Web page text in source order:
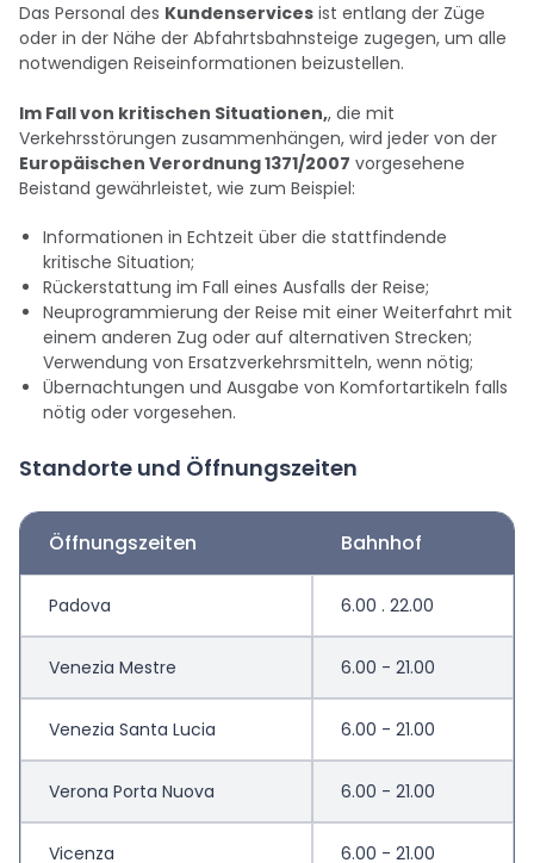
Das Personal des Kundenservices ist entlang der Züge
oder in der Nähe der Abfahrtsbahnsteige zugegen, um alle
notwendigen Reiseinformationen beizustellen.
Im Fall von kritischen Situationen,, die mit
Verkehrsstörungen zusammenhängen, wird jeder von der
Europäischen Verordnung 1371/2007 vorgesehene
Beistand gewährleistet, wie zum Beispiel:
Informationen in Echtzeit über die stattfindende
kritische Situation;
Rückerstattung im Fall eines Ausfalls der Reise;
Neuprogrammierung der Reise mit einer Weiterfahrt mit
einem anderen Zug oder auf alternativen Strecken;
Verwendung von Ersatzverkehrsmitteln, wenn nötig;
Übernachtungen und Ausgabe von Komfortartikeln falls
nötig oder vorgesehen.
Standorte und Öffnungszeiten
Öffnungszeiten Bahnhof
Padova 6.00 . 22.00
Venezia Mestre 6.00 - 21.00
Venezia Santa Lucia 6.00 - 21.00
Verona Porta Nuova 6.00 - 21.00
Vicenza 6.00 - 21.00